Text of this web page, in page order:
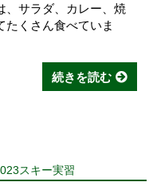
、サラダ、カレー、焼
たくさん食べていま
続きを読む
スキー実習